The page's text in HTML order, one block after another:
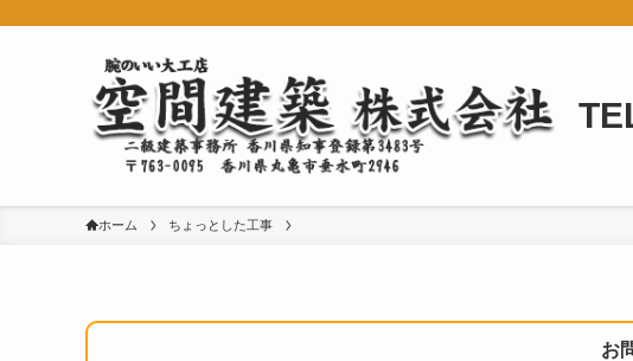
ホーム ちょっとした工事
お